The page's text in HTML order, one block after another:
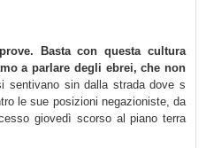
Basta con questa cultura
a parlare degli ebrei, che non
sentivano sin dalla strada dove s
le sue posizioni negazioniste, da
giovedì scorso al piano terra